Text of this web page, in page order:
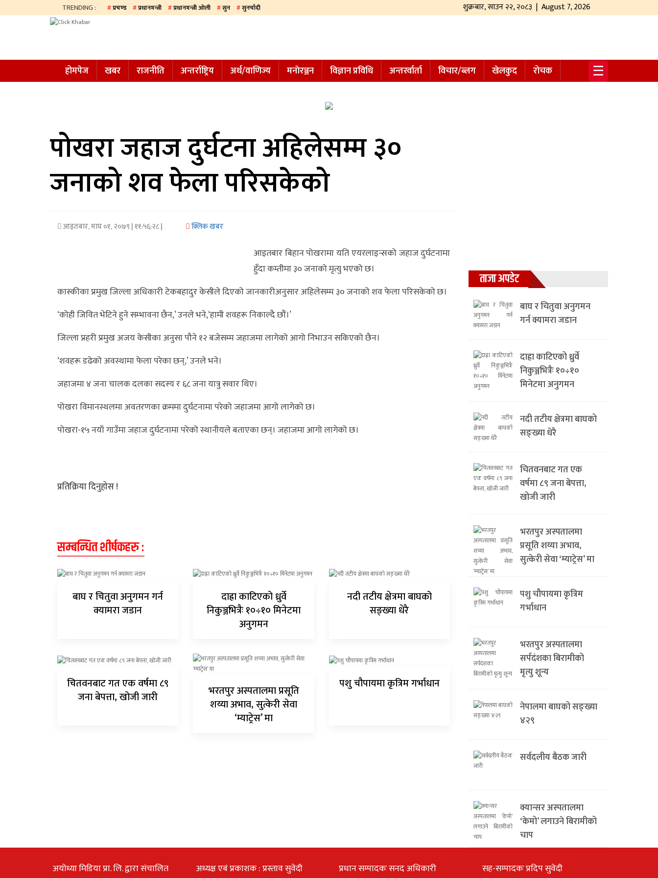
TRENDING : प्रचण्ड प्रधानमन्त्री प्रधानमन्त्री ओली सुन सुनचाँदी शुक्रबार,साउन२२,२०८३ | August 7, 2026
खबर
समाज
सम्पादकीय
☰
होमपेज खबर राजनीति अन्तर्राष्ट्रिय अर्थ/वाणिज्य मनाेरञ्जन विज्ञान प्रविधि अन्तरर्वार्ता विचार/ब्लग खेलकुद
रोचक
पोखरा जहाज दुर्घटना अहिलेसम्म ३०
जनाको शव फेला परिसकेको
आइतबार, माघ ०१, २०७९ | ११:५६:२८ | क्लिक खबर
आइतबार बिहान पोखरामा यति एयरलाइन्सको जहाज दुर्घटनामा
हुँदा कम्तीमा ३० जनाको मृत्यु भएको छ।
कास्कीका प्रमुख जिल्ला अधिकारी टेकबहादुर केसीले दिएको जानकारीअनुसार अहिलेसम्म ३० जनाको शव फेला परिसकेको छ।
‘कोही जिवित भेटिने हुने सम्भावना छैन,’ उनले भने,‘हामी शवहरू निकाल्दै छौं।’
जिल्ला प्रहरी प्रमुख अजय केसीका अनुसा पौने १२ बजेसम्म जहाजमा लागेको आगो निभाउन सकिएको छैन।
‘शवहरू डढेको अवस्थामा फेला परेका छन्,’ उनले भने।
जहाजमा ४ जना चालक दलका सदस्य र ६८ जना यात्रु सवार थिए।
पोखरा विमानस्थलमा अवतरणका क्रममा दुर्घटनामा परेको जहाजमा आगो लागेको छ।
पोखरा-१५ नयाँ गाउँमा जहाज दुर्घटनामा परेको स्थानीयले बताएका छन्। जहाजमा आगो लागेको छ।
प्रतिक्रिया दिनुहोस !
सम्बन्धित शीर्षकहरु :
बाघ र चितुवा अनुगमन गर्न
क्यामरा जडान
दाह्रा काटिएको ध्रुर्वे
निकुञ्जभित्रैः १०÷१० मिनेटमा
अनुगमन
नदी तटीय क्षेत्रमा बाघको
सङ्ख्या धेरै
चितवनबाट गत एक वर्षमा ८९
जना बेपत्ता, खोजी जारी
भरतपुर अस्पतालमा प्रसूति
शय्या अभाव, सुत्केरी सेवा
‘म्याट्रेस’ मा
पशु चौपायमा कृत्रिम गर्भाधान
ताजा अपडेट
बाघ र चितुवा अनुगमन
गर्न क्यामरा जडान
दाह्रा काटिएको ध्रुर्वे
निकुञ्जभित्रैः १०÷१०
मिनेटमा अनुगमन
नदी तटीय क्षेत्रमा बाघको
सङ्ख्या धेरै
चितवनबाट गत एक
वर्षमा ८९ जना बेपत्ता,
खोजी जारी
भरतपुर अस्पतालमा
प्रसूति शय्या अभाव,
सुत्केरी सेवा ‘म्याट्रेस’ मा
पशु चौपायमा कृत्रिम
गर्भाधान
भरतपुर अस्पतालमा
सर्पदंशका बिरामीको
मृत्यु शून्य
नेपालमा बाघको सङ्ख्या
४२९
सर्वदलीय बैठक जारी
क्यान्सर अस्पतालमा
‘केमो’ लगाउने बिरामीको
चाप
अयोध्या मिडिया प्रा. लि. द्वारा संचालित अध्यक्ष एबं प्रकाशक : प्रस्ताव सुवेदी प्रधान सम्पादकः सनद अधिकारी सह-सम्पादकः प्रदिप सुवेदी